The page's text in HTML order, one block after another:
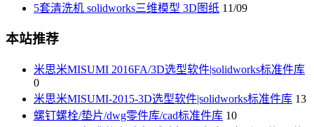
5套清洗机 solidworks三维模型 3D图纸 11/09
本站推荐
米思米MISUMI 2016FA/3D选型软件|solidworks标准件库
0
米思米MISUMI-2015-3D选型软件|solidworks标准件库 13
螺钉螺栓/垫片/dwg零件库/cad标准件库 10